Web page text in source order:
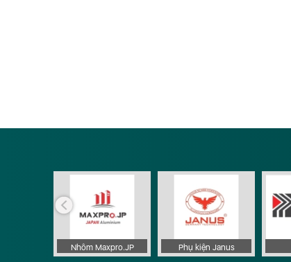
Nhôm Maxpro.JP Phụ kiện Janus